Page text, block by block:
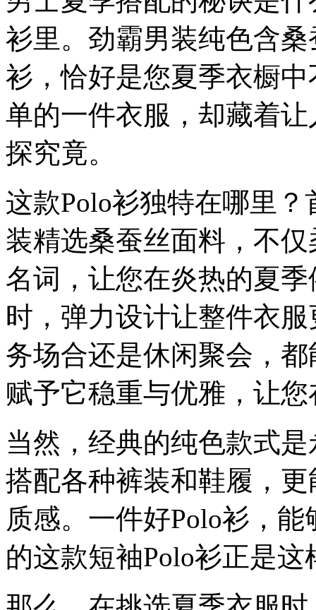
衫里。劲霸男装纯色含
衫，恰好是您夏季衣橱
单的一件衣服，却藏着
探究竟。
这款Polo衫独特在哪里
装精选桑蚕丝面料，不
名词，让您在炎热的夏
时，弹力设计让整件衣
务场合还是休闲聚会，
赋予它稳重与优雅，让
当然，经典的纯色款式
搭配各种裤装和鞋履，
质感。一件好Polo衫，
的这款短袖Polo衫正是这